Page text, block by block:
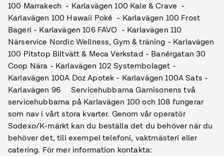
100 Marrakech - Karlavägen 100 Kale & Crave -
Karlavägen 100 Hawaii Poké - Karlavägen 100 Frost
Bageri - Karlavägen 106 FAVO - Karlavägen 110
Närservice Nordic Wellness, Gym & träning - Karlavägen
100 Pitstop Biltvätt & Meca Verkstad - Banérgatan 30
Coop Nära - Karlavägen 102 Systembolaget -
Karlavägen 100A Doz Apotek - Karlavägen 100A Sats -
Karlavägen 96 Servicehubbarna Garnisonens två
servicehubbarna på Karlavägen 100 och 108 fungerar
som nav i vårt stora kvarter. Genom vår operatör
Sodexo/K-märkt kan du beställa det du behöver när du
behöver det, till exempel telefoni, vaktmästeri eller
catering. För mer information kontakta: